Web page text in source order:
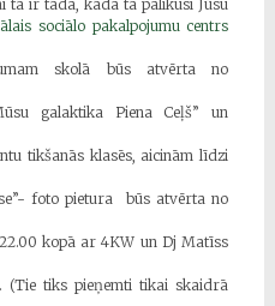
tā ir tāda, kāda tā palikusi Jūsu
sociālo pakalpojumu centrs
skolā būs atvērta no
galaktika Piena Ceļš” un
tikšanās klasēs, aicinām līdzi
foto pietura būs atvērta no
kopā ar 4KW un Dj Matīss
(Tie tiks pieņemti tikai skaidrā